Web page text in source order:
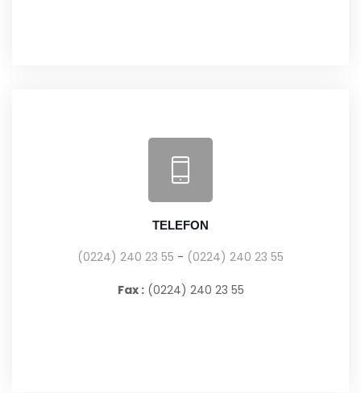
TELEFON
(0224) 240 23 55 - (0224) 240 23 55
Fax :(0224) 240 23 55